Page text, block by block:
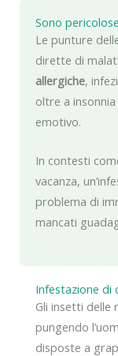
Infestazione di
Gli insetti delle
pungendo
disposte a
Sono
Le punture
dirette di
allergiche,
oltre a
emotivo.
In contesti
vacanza,
problema di
mancati